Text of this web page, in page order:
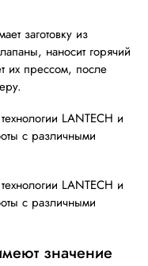
заготовку из
наносит горячий
их прессом, после
LANTECH и
с различными
LANTECH и
с различными
значение